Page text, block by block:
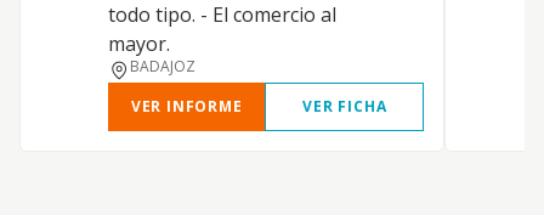
todo tipo. - El comercio al
mayor.
BADAJOZ
VER INFORME
VER FICHA